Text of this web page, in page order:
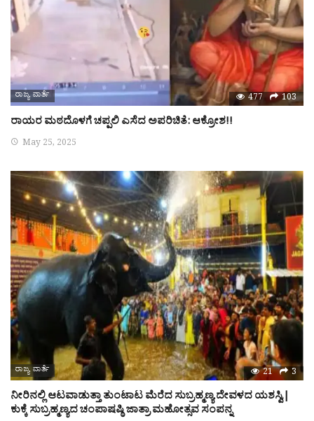
ರಾಜ್ಯ ವಾರ್ತೆ 477 103
ರಾಯರ ಮಠದೊಳಗೆ ಚಪ್ಪಲಿ ಎಸೆದ ಅಪರಿಚಿತೆ: ಆಕ್ರೋಶ!!
May 25, 2025
ರಾಜ್ಯ ವಾರ್ತೆ 21 3
ನೀರಿನಲ್ಲಿ ಆಟವಾಡುತ್ತಾ ತುಂಟಾಟ ಮೆರೆದ ಸುಬ್ರಹ್ಮಣ್ಯ ದೇವಳದ ಯಶಸ್ವಿ|
ಕುಕ್ಕೆ ಸುಬ್ರಹ್ಮಣ್ಯದ ಚಂಪಾಷಷ್ಠಿ ಜಾತ್ರಾ ಮಹೋತ್ಸವ ಸಂಪನ್ನ